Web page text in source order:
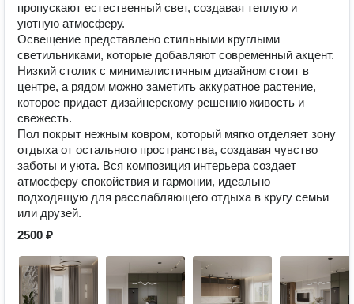
пропускают естественный свет, создавая теплую и
уютную атмосферу.
Освещение представлено стильными круглыми
светильниками, которые добавляют современный акцент.
Низкий столик с минималистичным дизайном стоит в
центре, а рядом можно заметить аккуратное растение,
которое придает дизайнерскому решению живость и
свежесть.
Пол покрыт нежным ковром, который мягко отделяет зону
отдыха от остального пространства, создавая чувство
заботы и уюта. Вся композиция интерьера создает
атмосферу спокойствия и гармонии, идеально
подходящую для расслабляющего отдыха в кругу семьи
или друзей.
2500 ₽